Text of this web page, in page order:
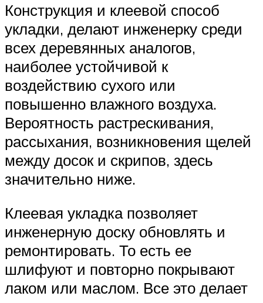
Конструкция и клеевой способ
укладки, делают инженерку среди
всех деревянных аналогов,
наиболее устойчивой к
воздействию сухого или
повышенно влажного воздуха.
Вероятность растрескивания,
рассыхания, возникновения щелей
между досок и скрипов, здесь
значительно ниже.
Клеевая укладка позволяет
инженерную доску обновлять и
ремонтировать. То есть ее
шлифуют и повторно покрывают
лаком или маслом. Все это делает